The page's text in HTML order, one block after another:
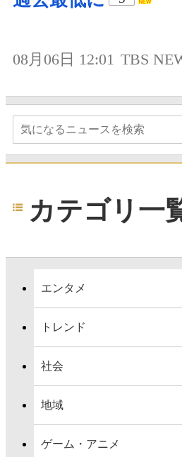
08月06日 12:01 TBS
カテゴリ一
エンタメ
トレンド
社会
地域
ゲーム・アニメ